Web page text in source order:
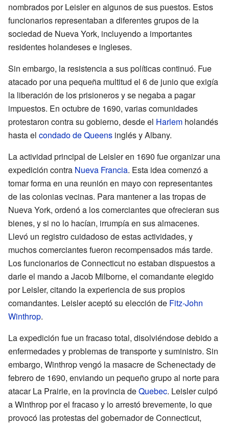
nombrados por Leisler en algunos de sus puestos. Estos
funcionarios representaban a diferentes grupos de la
sociedad de Nueva York, incluyendo a importantes
residentes holandeses e ingleses.
Sin embargo, la resistencia a sus políticas continuó. Fue
atacado por una pequeña multitud el 6 de junio que exigía
la liberación de los prisioneros y se negaba a pagar
impuestos. En octubre de 1690, varias comunidades
protestaron contra su gobierno, desde el Harlem holandés
hasta el condado de Queens inglés y Albany.
La actividad principal de Leisler en 1690 fue organizar una
expedición contra Nueva Francia. Esta idea comenzó a
tomar forma en una reunión en mayo con representantes
de las colonias vecinas. Para mantener a las tropas de
Nueva York, ordenó a los comerciantes que ofrecieran sus
bienes, y si no lo hacían, irrumpía en sus almacenes.
Llevó un registro cuidadoso de estas actividades, y
muchos comerciantes fueron recompensados más tarde.
Los funcionarios de Connecticut no estaban dispuestos a
darle el mando a Jacob Milborne, el comandante elegido
por Leisler, citando la experiencia de sus propios
comandantes. Leisler aceptó su elección de Fitz-John
Winthrop.
La expedición fue un fracaso total, disolviéndose debido a
enfermedades y problemas de transporte y suministro. Sin
embargo, Winthrop vengó la masacre de Schenectady de
febrero de 1690, enviando un pequeño grupo al norte para
atacar La Prairie, en la provincia deQuebec. Leisler culpó
a Winthrop por el fracaso y lo arrestó brevemente, lo que
provocó las protestas del gobernador de Connecticut,